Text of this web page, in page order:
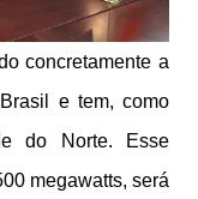
concretamente a
e tem, como
do Norte. Esse
megawatts, será